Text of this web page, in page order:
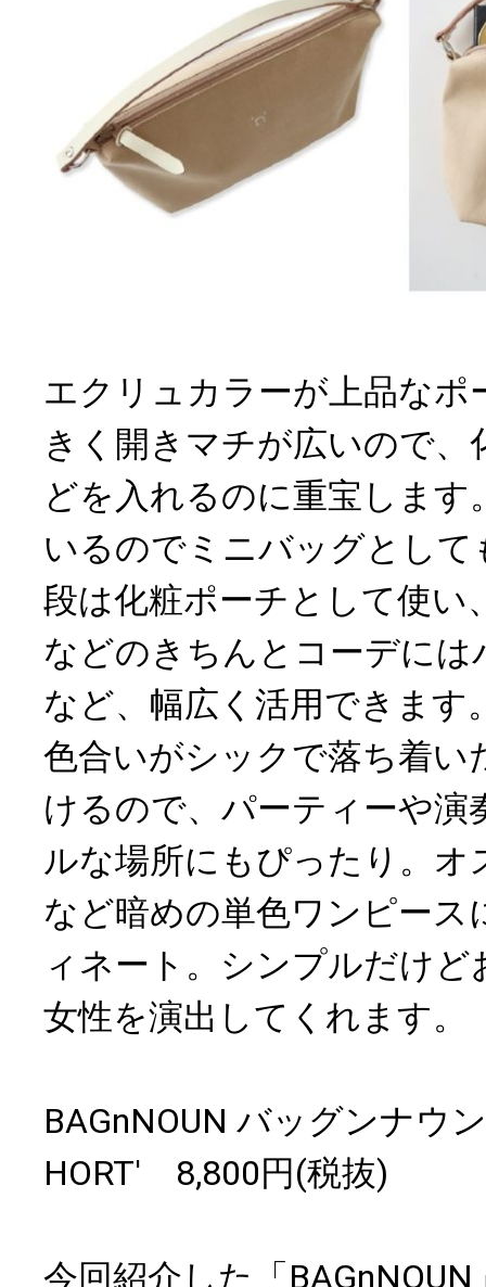
エクリュカラーが上品なポ
きく開きマチが広いので、
どを入れるのに重宝します
いるのでミニバッグとし
段は化粧ポーチとして使い
などのきちんとコーデに
など、幅広く活用できます
色合いがシックで落ち着い
けるので、パーティーや演
ルな場所にもぴったり。オ
など暗めの単色ワンピース
ィネート。シンプルだけ
女性を演出してくれます。
BAGnNOUN バッグンナウ
HORT' 8,800円(税抜)
今回紹介した「